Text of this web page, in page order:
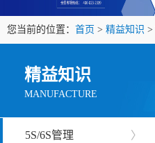
您当前的位置： 首页 > 精益知识 >
精益知识
MANUFACTURE
5S/6S管理 〉